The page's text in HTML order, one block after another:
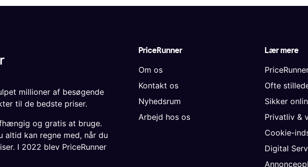
PriceRunner
Om os
Kontakt os
Nyhedsrum
Arbejd hos os
Lær mere
Ofte
Sikker
Privatliv &
Cookie-
Digital
millioner af besøgende
til de bedste priser.
og gratis at bruge.
kan regne med, når du
I 2022 blev PriceRunner